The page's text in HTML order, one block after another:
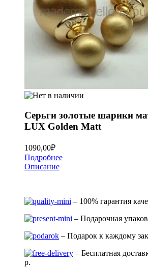
Серьги золотые шарики
LUX Golden Matt
1090,00₽
Подробнее
Описание
– 100% гарантия
– Подарочная
– Подарок к каждому
– Бесплатная
р.